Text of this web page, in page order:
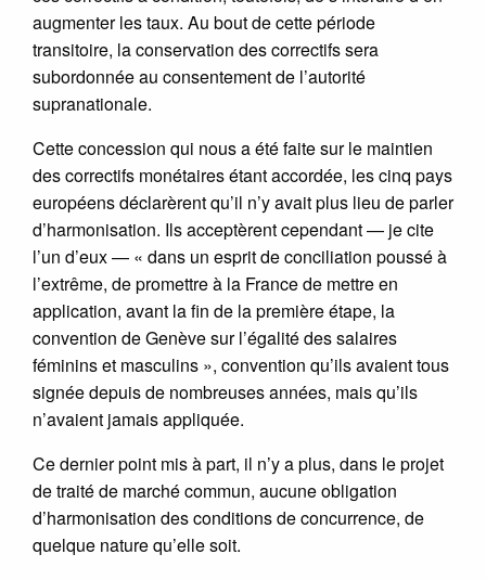
augmenter les taux. Au bout de cette période
transitoire, la conservation des correctifs sera
subordonnée au consentement de l’autorité
supranationale.
Cette concession qui nous a été faite sur le maintien
des correctifs monétaires étant accordée, les cinq pays
européens déclarèrent qu’il n’y avait plus lieu de parler
d’harmonisation. Ils acceptèrent cependant — je cite
l’un d’eux — « dans un esprit de conciliation poussé à
l’extrême, de promettre à la France de mettre en
application, avant la fin de la première étape, la
convention de Genève sur l’égalité des salaires
féminins et masculins », convention qu’ils avaient tous
signée depuis de nombreuses années, mais qu’ils
n’avaient jamais appliquée.
Ce dernier point mis à part, il n’y a plus, dans le projet
de traité de marché commun, aucune obligation
d’harmonisation des conditions de concurrence, de
quelque nature qu’elle soit.